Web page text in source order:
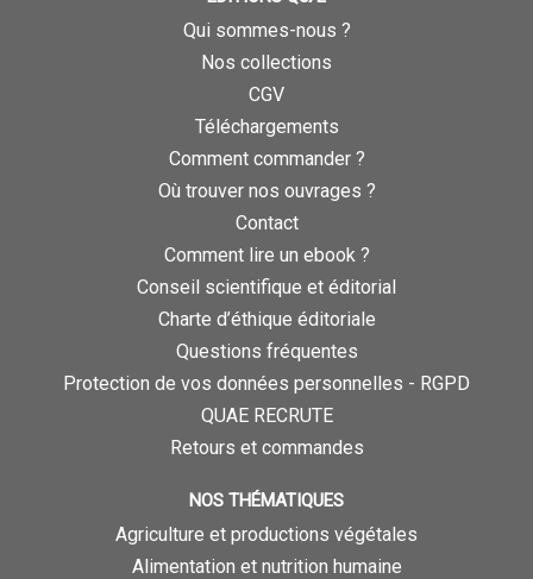
Qui sommes-nous ?
Nos collections
CGV
Téléchargements
Comment commander ?
Où trouver nos ouvrages ?
Contact
Comment lire un ebook ?
Conseil scientifique et éditorial
Charte d’éthique éditoriale
Questions fréquentes
Protection de vos données personnelles - RGPD
QUAE RECRUTE
Retours et commandes
NOS THÉMATIQUES
Agriculture et productions végétales
Alimentation et nutrition humaine